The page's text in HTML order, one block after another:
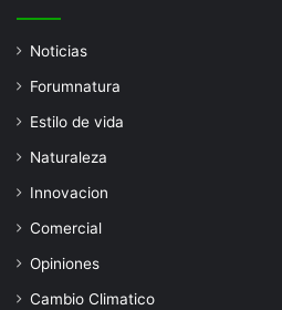
Noticias
Forumnatura
Estilo de vida
Naturaleza
Innovacion
Comercial
Opiniones
Cambio Climatico